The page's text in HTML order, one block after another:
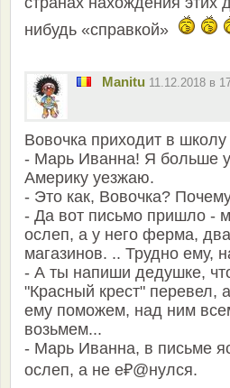
нибудь «справкой»
Manitu 11.12.2018 в
Вовочка приходит в школу
- Марь Иванна! Я больше у
Америку уезжаю.
- Это как, Вовочка?
- Да вот письмо пришло -
ослеп, а у него ферма,
магазинов. .. Трудно ему,
- А ты напиши дедушке,
"Красный крест"
ему поможем, над ним
возьмем...
- Марь Иванна, в письме
ослеп, а не е₽@нулся.